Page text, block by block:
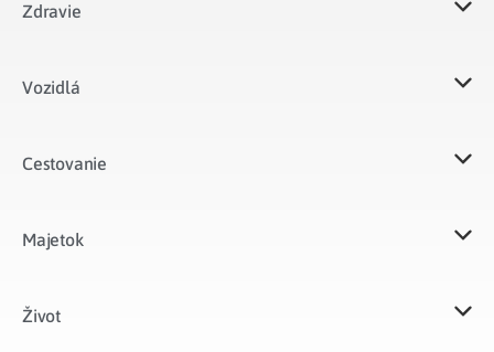
Zdravie
Vozidlá​
Cestovanie
Majetok​
Život​